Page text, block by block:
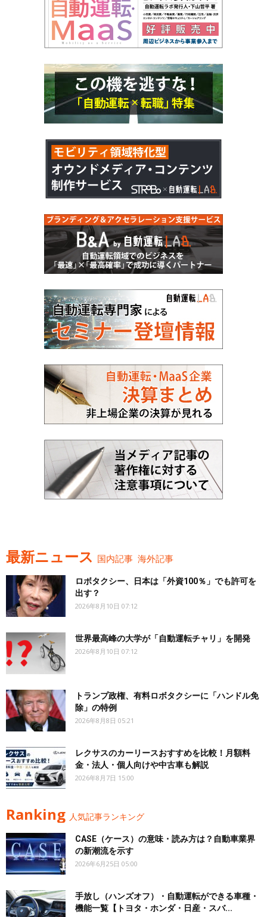
最新ニュース 国内記事 海外記事
ロボタクシー、日本は「外資100％」でも許可を
出す？
2026年8月10日 07:12
世界最高峰の大学が「自動運転チャリ」を開発
2026年8月10日 07:12
トランプ政権、有料ロボタクシーに「ハンドル免
除」の特例
2026年8月8日 05:21
レクサスのカーリースおすすめを比較！月額料
金・法人・個人向けや中古車も解説
2026年8月7日 15:00
Ranking 人気記事ランキング
CASE（ケース）の意味・読み方は？自動車業界
の新潮流を示す
2026年6月25日 05:00
手放し（ハンズオフ）・自動運転ができる車種・
機能一覧【トヨタ・ホンダ・日産・スバ...